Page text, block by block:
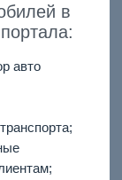
в
авто